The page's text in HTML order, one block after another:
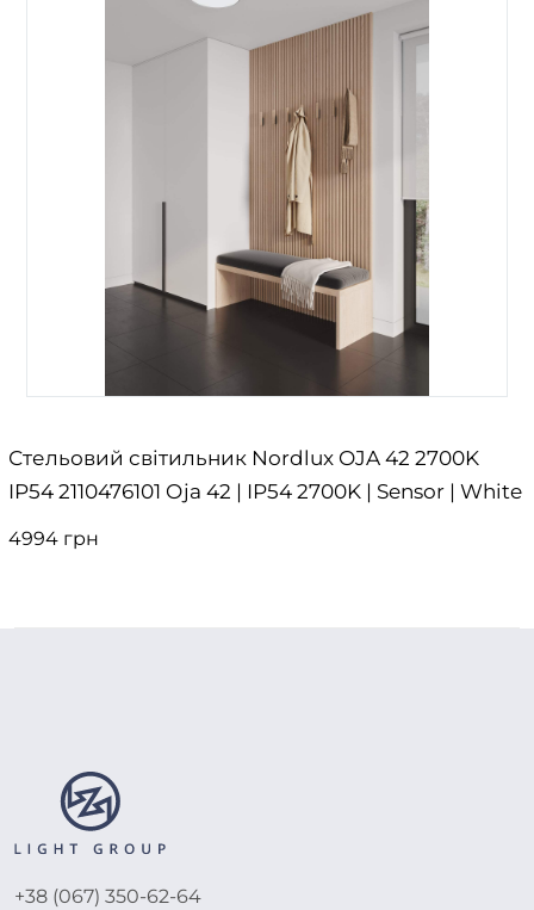
Стельовий світильник Nordlux OJA 42 2700K
IP54 2110476101 Oja 42 | IP54 2700K | Sensor | White
4994 грн
+38 (067) 350-62-64